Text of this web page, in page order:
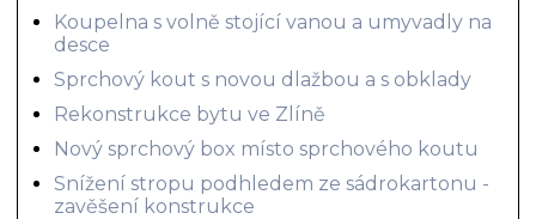
Koupelna s volně stojící vanou a umyvadly na
desce
Sprchový kout s novou dlažbou a s obklady
Rekonstrukce bytu ve Zlíně
Nový sprchový box místo sprchového koutu
Snížení stropu podhledem ze sádrokartonu -
zavěšení konstrukce